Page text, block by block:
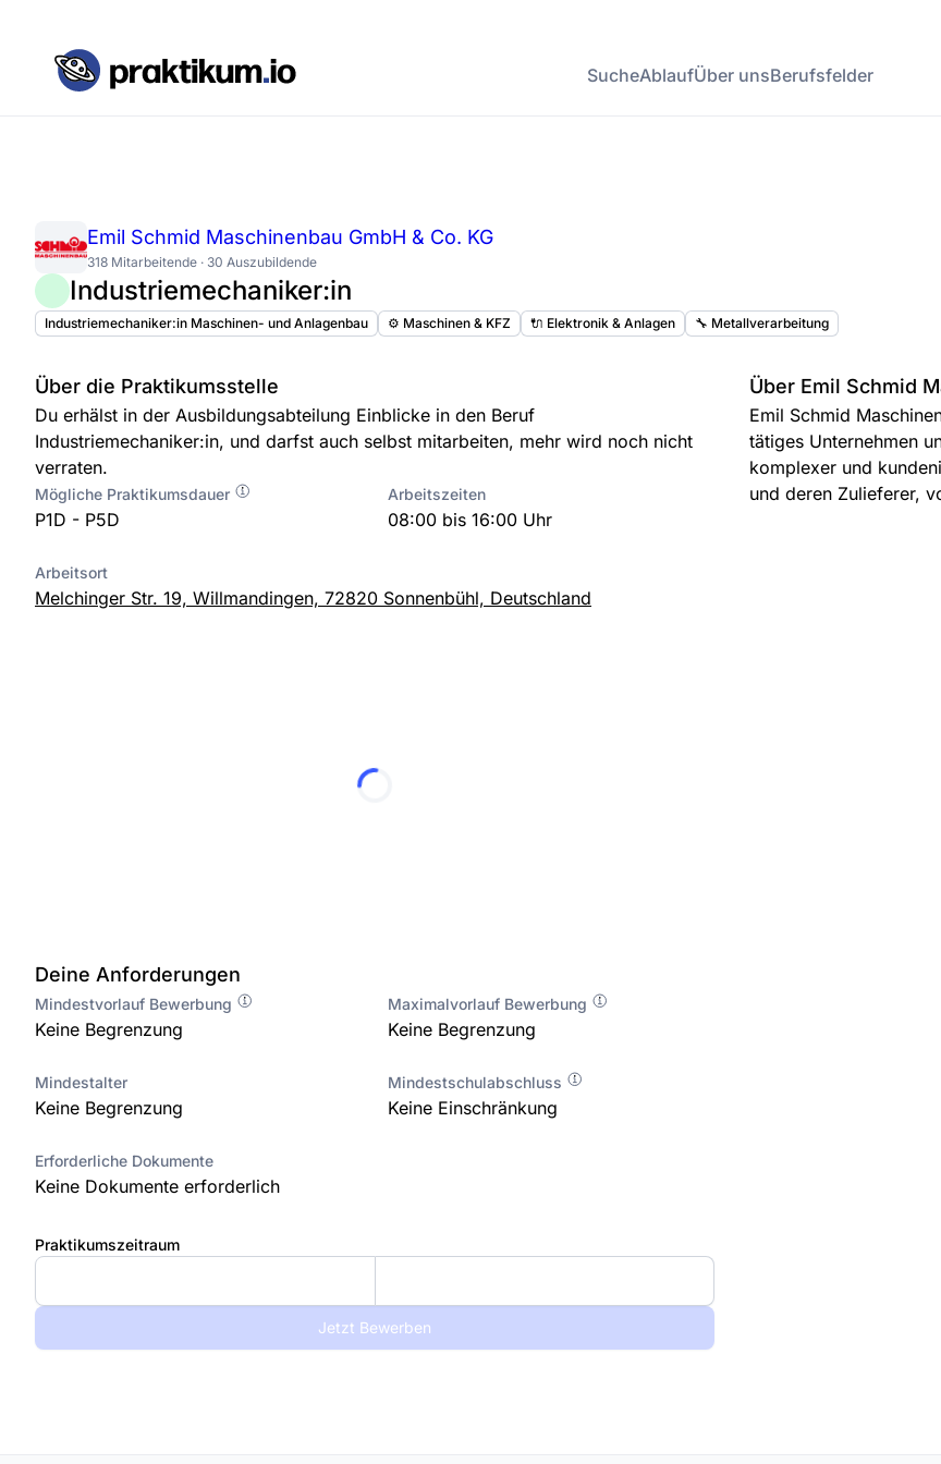
SucheAblaufÜber unsBerufsfelder
Emil Schmid Maschinenbau GmbH & Co. KG
318 Mitarbeitende · 30 Auszubildende
Industriemechaniker:in
Industriemechaniker:in Maschinen- und Anlagenbau ⚙️ Maschinen & KFZ 🔌 Elektronik & Anlagen 🔧 Metallverarbeitung
Über die Praktikumsstelle
Du erhälst in der Ausbildungsabteilung Einblicke in den Beruf
Industriemechaniker:in, und darfst auch selbst mitarbeiten, mehr wird noch nicht
verraten.
Mögliche Praktikumsdauer
P1D - P5D
Arbeitszeiten
08:00 bis 16:00 Uhr
Arbeitsort
Melchinger Str. 19, Willmandingen, 72820 Sonnenbühl, Deutschland
Deine Anforderungen
Mindestvorlauf Bewerbung
Keine Begrenzung
Maximalvorlauf Bewerbung
Keine Begrenzung
Mindestalter
Keine Begrenzung
Mindestschulabschluss
Keine Einschränkung
Erforderliche Dokumente
Keine Dokumente erforderlich
Über Emil Schmid
Emil Schmid
tätiges Unternehmen
komplexer und
und deren Zulieferer,
Praktikumszeitraum
Jetzt Bewerben